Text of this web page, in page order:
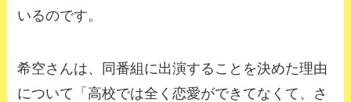
いるのです。
希空さんは、同番組に出演することを決めた理由
について「高校では全く恋愛ができてなくて、さ